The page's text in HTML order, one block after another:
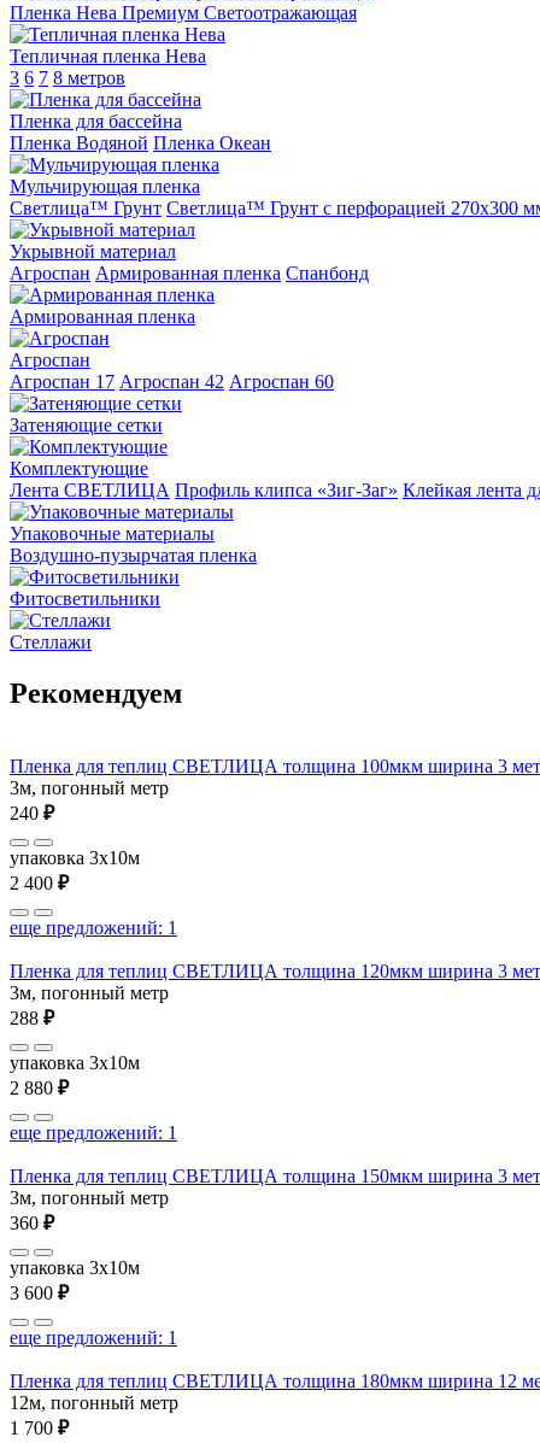
Пленка Нева Премиум Светоотражающая
Тепличная пленка Нева
3 6 7 8 метров
Пленка для бассейна
Пленка Водяной Пленка Океан
Мульчирующая пленка
Светлица™ Грунт Светлица™ Грунт с перфорацией 270х300
Укрывной материал
Агроспан Армированная пленка Спанбонд
Армированная пленка
Агроспан
Агроспан 17 Агроспан 42 Агроспан 60
Затеняющие сетки
Комплектующие
Лента СВЕТЛИЦА Профиль клипса «Зиг-Заг» Клейкая лента
Упаковочные материалы
Воздушно-пузырчатая пленка
Фитосветильники
Стеллажи
Рекомендуем
Пленка для теплиц СВЕТЛИЦА толщина 100мкм ширина 3
3м, погонный метр
240 ₽
упаковка 3x10м
2 400 ₽
еще предложений: 1
Пленка для теплиц СВЕТЛИЦА толщина 120мкм ширина 3
3м, погонный метр
288 ₽
упаковка 3x10м
2 880 ₽
еще предложений: 1
Пленка для теплиц СВЕТЛИЦА толщина 150мкм ширина 3
3м, погонный метр
360 ₽
упаковка 3x10м
3 600 ₽
еще предложений: 1
Пленка для теплиц СВЕТЛИЦА толщина 180мкм ширина 12
12м, погонный метр
1 700 ₽